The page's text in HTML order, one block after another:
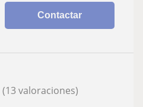
Contactar
(13 valoraciones)